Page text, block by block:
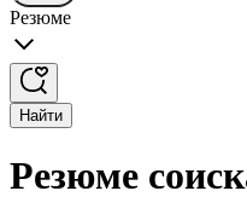
Резюме
Найти
Резюме